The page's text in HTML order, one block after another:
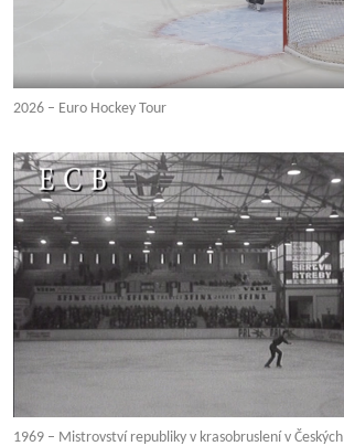
2026 – Euro Hockey Tour
1969 – Mistrovství republiky v krasobruslení v Českých